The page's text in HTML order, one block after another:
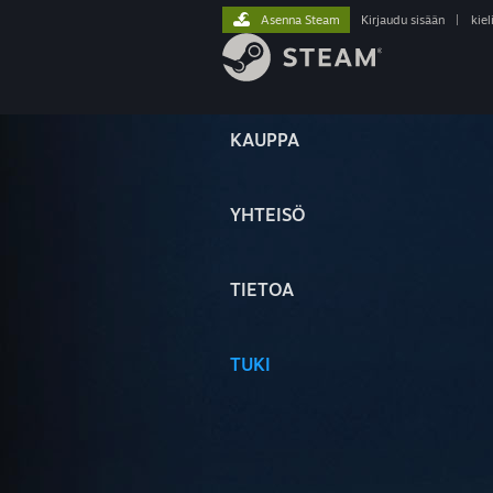
KAUPPA
YHTEISÖ
TIETOA
TUKI
Asenna Steam Kirjaudu sisään kieli